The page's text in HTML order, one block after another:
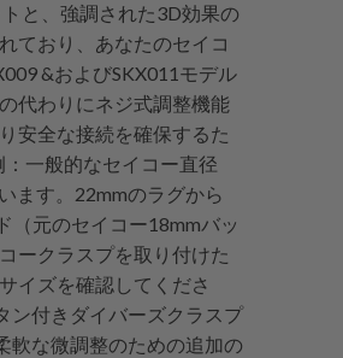
と、強調された3D効果の
ており、あなたのセイコ
&およびSKX011モデル
代わりにネジ式調整機能
安全な接続を確保するた
一般的なセイコー直径
ます。22mmのラグから
（元のセイコー18mmバッ
ークラスプを取り付けた
イズを確認してくださ
ン付きダイバーズクラスプ
軟な微調整のための追加の